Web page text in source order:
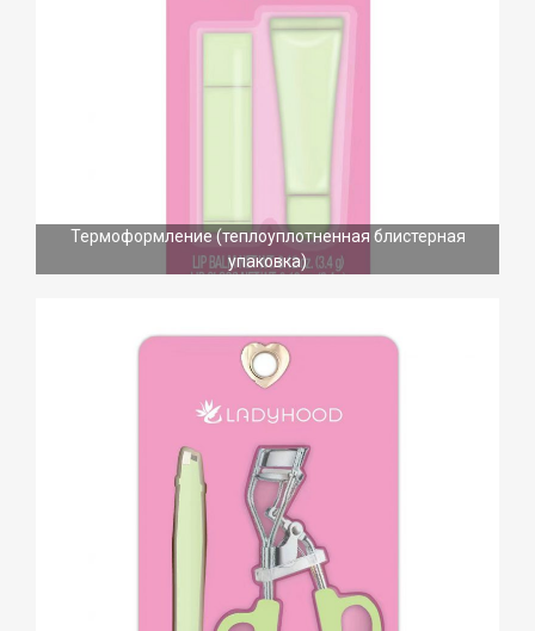
Термоформление (теплоуплотненная блистерная
упаковка)